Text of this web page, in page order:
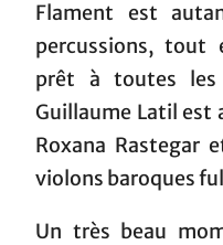
Flament est
percussions, tout
prêt à toutes les
Guillaume Latil est
Roxana Rastegar
violons baroques
Un très beau